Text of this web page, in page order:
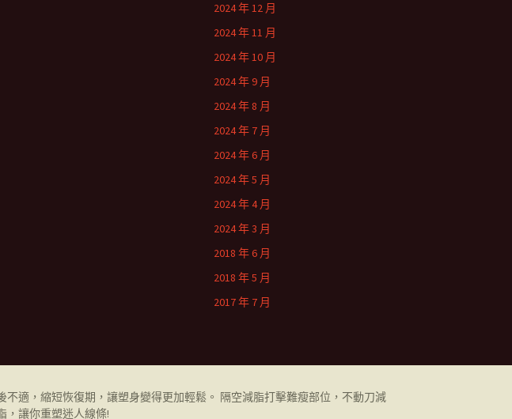
2024 年 12 月
2024 年 11 月
2024 年 10 月
2024 年 9 月
2024 年 8 月
2024 年 7 月
2024 年 6 月
2024 年 5 月
2024 年 4 月
2024 年 3 月
2018 年 6 月
2018 年 5 月
2017 年 7 月
適，縮短恢復期，讓塑身變得更加輕鬆。 隔空減脂打擊難瘦部位，不動刀減
，讓你重塑迷人線條!